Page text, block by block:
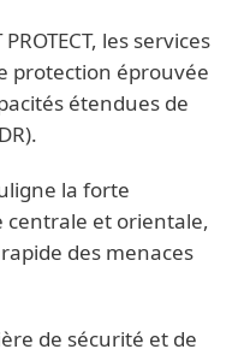
les services
protection éprouvée
étendues de
la forte
centrale et orientale,
des menaces
de sécurité et de